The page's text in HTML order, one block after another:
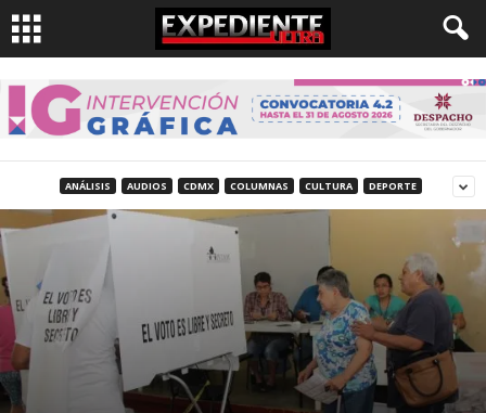
ANÁLISIS AUDIOS CDMX COLUMNAS CULTURA DEPORTE